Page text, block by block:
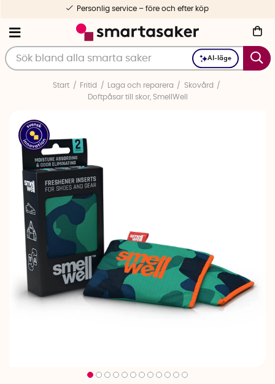
AI-läge
Personlig service – före och efter köp
Start Fritid Laga och reparera
Skovård
Doftpåsar till skor, SmellWell